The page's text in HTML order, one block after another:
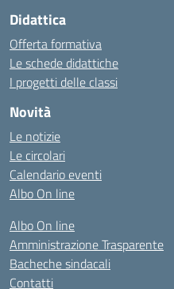
Didattica
Offerta formativa
Le schede didattiche
I progetti delle classi
Novità
Le notizie
Le circolari
Calendario eventi
Albo On line
Albo On line
Amministrazione Trasparente
Bacheche sindacali
Contatti